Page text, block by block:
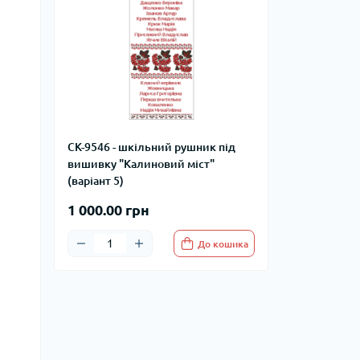
СК-9546 - шкільний рушник під
вишивку "Калиновий міст"
(варіант 5)
1 000.00 грн
До кошика